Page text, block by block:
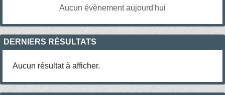
Aucun évènement aujourd'hui
DERNIERS RÉSULTATS
Aucun résultat à afficher.